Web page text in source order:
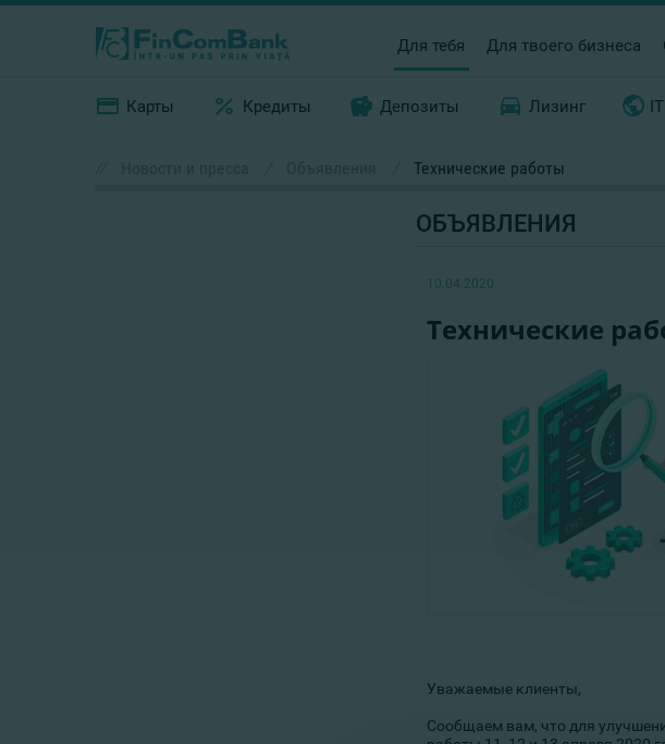
Для тебя Для твоего бизнеса
Карты Кредиты Депозиты Лизинг
Технические работы
ОБЪЯВЛЕНИЯ
10.04.2020
Технические
Уважаемые клиенты,
Сообщаем вам, что для